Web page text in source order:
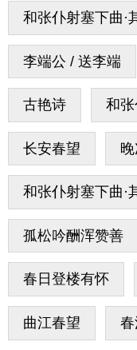
和张仆射塞下曲·
李端公 / 送李端
古艳诗 和张
长安春望
和张仆射塞下曲·
孤松吟酬浑赞善
春日登楼有怀
曲江春望